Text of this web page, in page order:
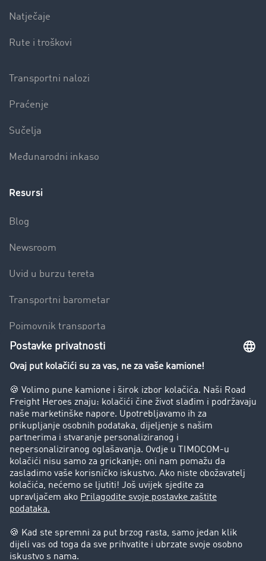
Natječaje
Rute i troškovi
Transportni nalozi
Praćenje
Sučelja
Međunarodni inkaso
Resursi
Blog
Newsroom
Uvid u burzu tereta
Transportni barometar
Pojmovnik transporta
Zabrana vožnje za kamione
Poduzeće
Priče o uspjehu
Stranke preporučuju stranku
Pravna pitanja
Impresum
Zaštita podataka